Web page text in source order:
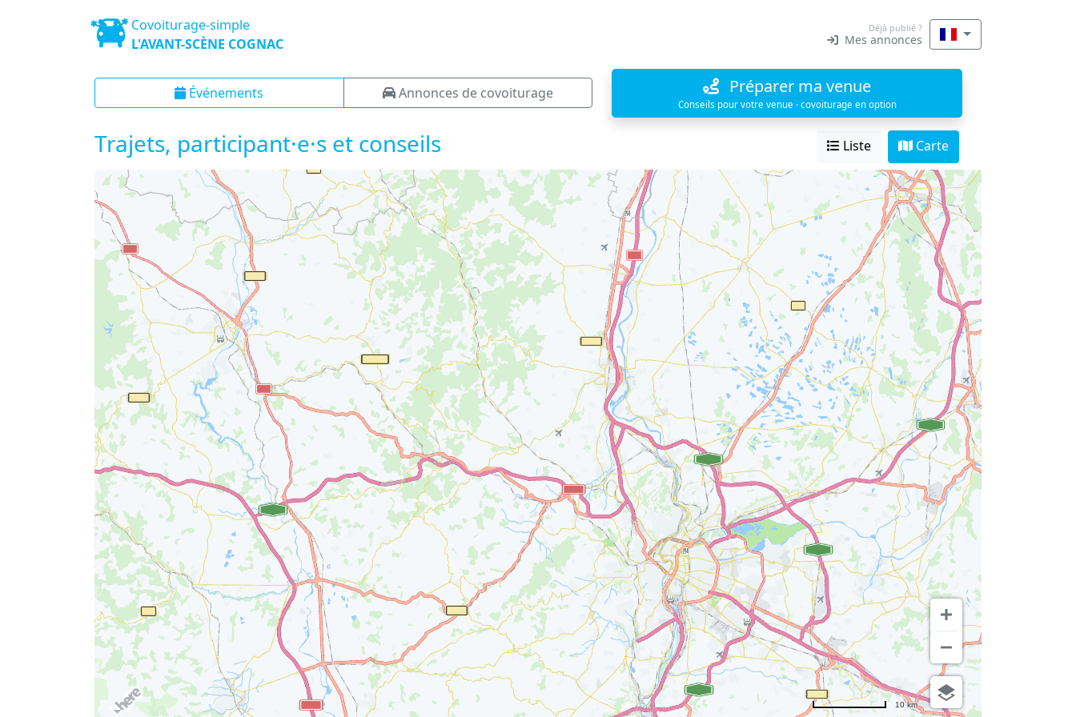
Covoiturage-simple
L'AVANT-SCÈNE COGNAC
Déjà publié ?
Mes annonces
Événements Annonces de covoiturage Préparer ma venue
Conseils pour votre venue · covoiturage en option
Trajets, participant·e·s et conseils Liste Carte
10 km